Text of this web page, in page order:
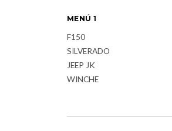
MENÚ 1
F150
SILVERADO
JEEP JK
WINCHE